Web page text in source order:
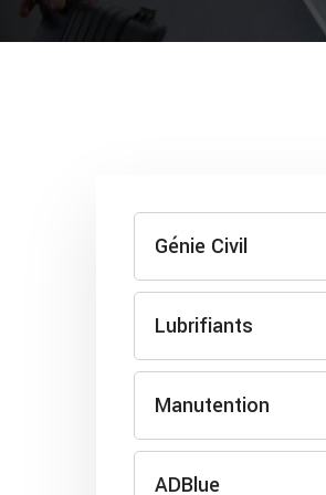
Génie Civil
Lubrifiants
Manutention
ADBlue